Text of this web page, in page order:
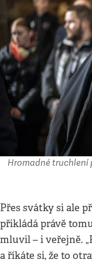
Hromadné truchlení
Přes svátky si ale
přikládá právě
mluvil – i veřejně.
a říkáte si, že to